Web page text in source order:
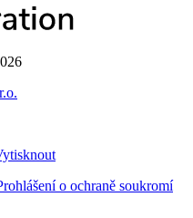
o ochraně soukromí